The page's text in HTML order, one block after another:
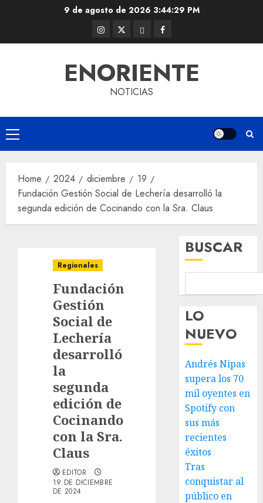
9 de agosto de 2026 3:44:29 PM
Instagram
@EnOriente
Twitter
(X)
ThreadsFacebook
ENORIENTE
NOTICIAS
Primary
Menu
Home 2024 diciembre
19
Fundación Gestión Social de Lechería desarrolló la
segunda edición de Cocinando con la Sra. Claus
Regionales
Fundación
Gestión
Social de
Lechería
desarrolló
la
segunda
edición de
Cocinando
con la Sra.
Claus
EDITOR
19 DE DICIEMBRE
DE 2024
BUSCAR
LO
NUEVO
Andrés Nipas
supera los 70
mil oyentes en
Spotify con
sus más
recientes
éxitos
Tras
conquistar al
público en